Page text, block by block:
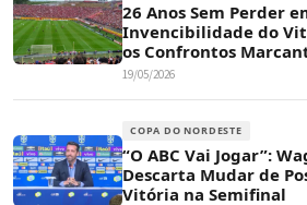
26 Anos Sem Perder
Invencibilidade do
os Confrontos
19/05/2026
COPA DO NORDESTE
“O ABC Vai Jogar”:
Descarta Mudar de
Vitória na Semifinal